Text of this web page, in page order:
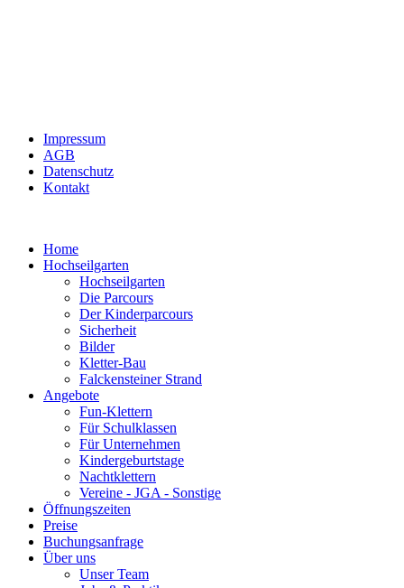
Impressum
AGB
Datenschutz
Kontakt
Home
Hochseilgarten
Hochseilgarten
Die Parcours
Der Kinderparcours
Sicherheit
Bilder
Kletter-Bau
Falckensteiner Strand
Angebote
Fun-Klettern
Für Schulklassen
Für Unternehmen
Kindergeburtstage
Nachtklettern
Vereine - JGA - Sonstige
Öffnungszeiten
Preise
Buchungsanfrage
Über uns
Unser Team